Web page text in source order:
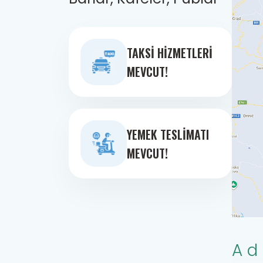
TAKSI HIZMETLERI
MEVCUT!
YEMEK TESLIMATI
MEVCUT!